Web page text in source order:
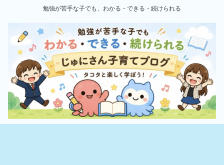
勉強が苦手な子でも、わかる・できる・続けられる